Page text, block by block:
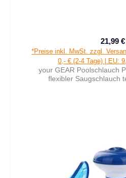
21,99 €
*Preise inkl. MwSt. zzgl.
0,- € (2-4 Tage) | EU:
your GEAR Poolschlauch
flexibler Saugschlauch